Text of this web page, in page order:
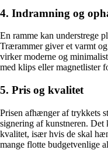
4. Indramning og
En ramme kan understrege
Trærammer giver et varmt
virker moderne og
med klips eller magnetlister
5. Pris og kvalitet
Prisen afhænger af trykkets
signering af kunstneren. Det
kvalitet, især hvis de skal
mange flotte budgetvenlige